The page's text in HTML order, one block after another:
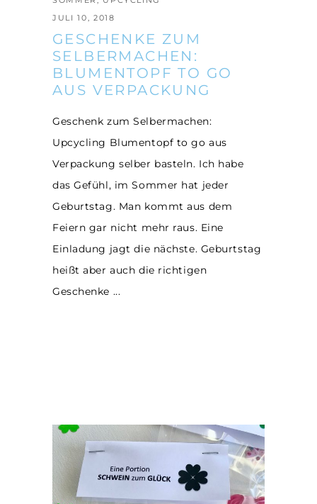
JULI 10, 2018
GESCHENKE ZUM
SELBERMACHEN:
BLUMENTOPF TO GO
AUS VERPACKUNG
Geschenk zum Selbermachen:
Upcycling Blumentopf to go aus
Verpackung selber basteln. Ich habe
das Gefühl, im Sommer hat jeder
Geburtstag. Man kommt aus dem
Feiern gar nicht mehr raus. Eine
Einladung jagt die nächste. Geburtstag
heißt aber auch die richtigen
Geschenke